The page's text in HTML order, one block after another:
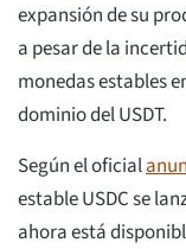
expansión de su
a pesar de la
monedas estables
dominio del USDT.
Según el oficial
estable USDC se
ahora está